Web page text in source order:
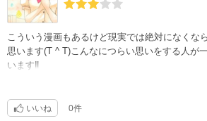
こういう漫画もあるけど現実では絶対になくな
思います(T ^ T)こんなにつらい思いをする人が
います‼︎
いいね 0件